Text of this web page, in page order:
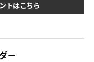
トはこちら
ー